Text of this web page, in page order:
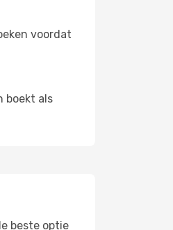
voordat
boekt als
beste optie